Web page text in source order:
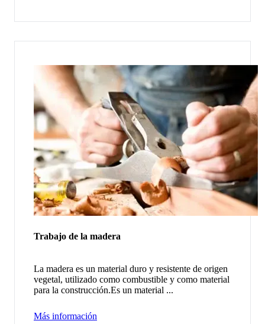
Trabajo de la madera
La madera es un material duro y resistente de origen
vegetal, utilizado como combustible y como material
para la construcción.Es un material ...
Más información